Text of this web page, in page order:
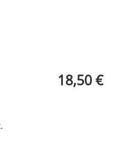
18,50 €